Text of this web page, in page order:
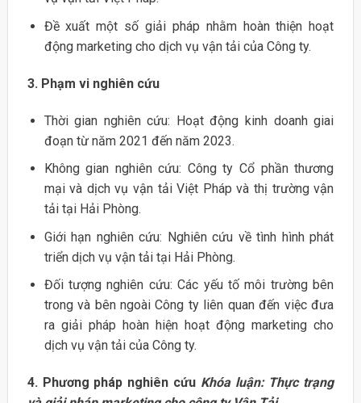
Đề xuất một số giải pháp nhằm hoàn thiện hoạt
động marketing cho dịch vụ vận tải của Công ty.
3. Phạm vi nghiên cứu
Thời gian nghiên cứu: Hoạt động kinh doanh giai
đoạn từ năm 2021 đến năm 2023.
Không gian nghiên cứu: Công ty Cổ phần thương
mại và dịch vụ vận tải Việt Pháp và thị trường vận
tải tại Hải Phòng.
Giới hạn nghiên cứu: Nghiên cứu về tình hình phát
triển dịch vụ vận tải tại Hải Phòng.
Đối tượng nghiên cứu: Các yếu tố môi trường bên
trong và bên ngoài Công ty liên quan đến việc đưa
ra giải pháp hoàn hiện hoạt động marketing cho
dịch vụ vận tải của Công ty.
4. Phương pháp nghiên cứu Khóa luận: Thực trạng